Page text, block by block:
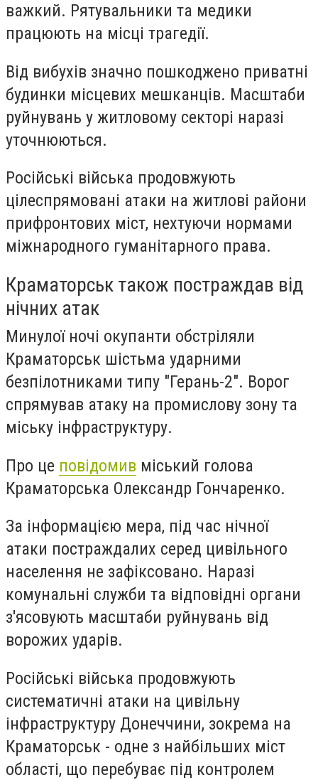
важкий. Рятувальники та медики
працюють на місці трагедії.
Від вибухів значно пошкоджено приватні
будинки місцевих мешканців. Масштаби
руйнувань у житловому секторі наразі
уточнюються.
Російські війська продовжують
цілеспрямовані атаки на житлові райони
прифронтових міст, нехтуючи нормами
міжнародного гуманітарного права.
Краматорськ також постраждав від
нічних атак
Минулої ночі окупанти обстріляли
Краматорськ шістьма ударними
безпілотниками типу "Герань-2". Ворог
спрямував атаку на промислову зону та
міську інфраструктуру.
Про це повідомив міський голова
Краматорська Олександр Гончаренко.
За інформацією мера, під час нічної
атаки постраждалих серед цивільного
населення не зафіксовано. Наразі
комунальні служби та відповідні органи
з'ясовують масштаби руйнувань від
ворожих ударів.
Російські війська продовжують
систематичні атаки на цивільну
інфраструктуру Донеччини, зокрема на
Краматорськ - одне з найбільших міст
області, що перебуває під контролем